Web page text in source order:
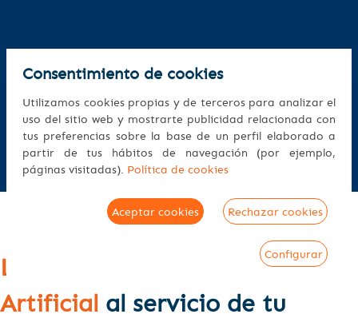
Consentimiento de cookies
Utilizamos cookies propias y de terceros para analizar el
uso del sitio web y mostrarte publicidad relacionada con
tus preferencias sobre la base de un perfil elaborado a
partir de tus hábitos de navegación (por ejemplo,
páginas visitadas). Política de cookies
Aceptar cookies Rechazar cookies
Configurar
Lo mejor de la Inteligencia
Artificial al servicio de tu